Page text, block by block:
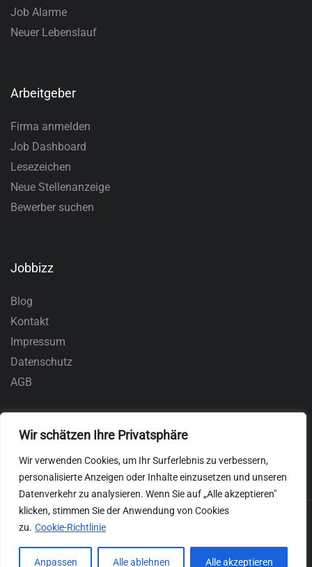
Wir schätzen Ihre Privatsphäre
Wir verwenden Cookies, um Ihr Surferlebnis zu verbessern,
personalisierte Anzeigen oder Inhalte einzusetzen und unseren
Datenverkehr zu analysieren. Wenn Sie auf „Alle akzeptieren"
klicken, stimmen Sie der Anwendung von Cookies
zu. Cookie-Richtlinie
Anpassen Alle ablehnen Alle akzeptieren
Job Alarme
Neuer Lebenslauf
Arbeitgeber
Firma anmelden
Job Dashboard
Lesezeichen
Neue Stellenanzeige
Bewerber suchen
Jobbizz
Blog
Kontakt
Impressum
Datenschutz
AGB